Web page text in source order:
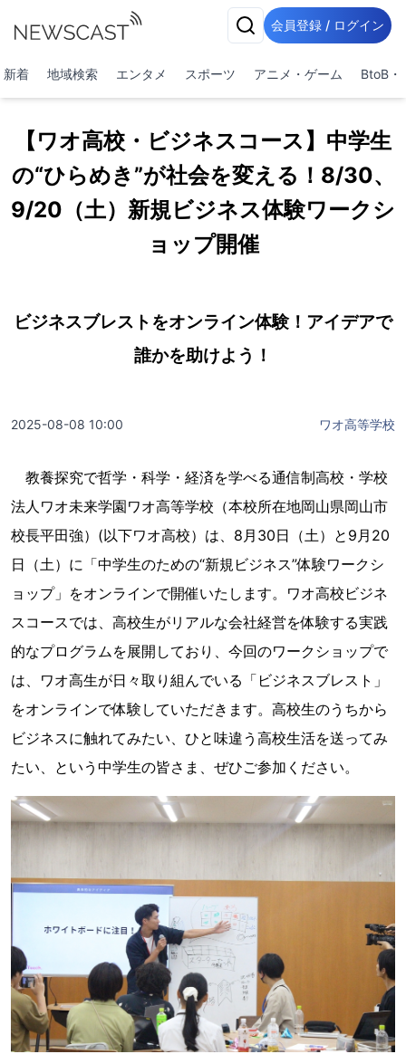
会員登録 / ログイン
新着 地域検索 エンタメ スポーツ アニメ・ゲーム BtoB・
【ワオ高校・ビジネスコース】中学生
の“ひらめき”が社会を変える！8/30、
9/20（土）新規ビジネス体験ワークシ
ョップ開催
ビジネスブレストをオンライン体験！アイデアで
誰かを助けよう！
2025-08-08 10:00 ワオ高等学校
教養探究で哲学・科学・経済を学べる通信制高校・学校
法人ワオ未来学園ワオ高等学校（本校所在地岡山県岡山市
校長平田強）(以下ワオ高校）は、8月30日（土）と9月20
日（土）に「中学生のための“新規ビジネス”体験ワークシ
ョップ」をオンラインで開催いたします。ワオ高校ビジネ
スコースでは、高校生がリアルな会社経営を体験する実践
的なプログラムを展開しており、今回のワークショップで
は、ワオ高生が日々取り組んでいる「ビジネスブレスト」
をオンラインで体験していただきます。高校生のうちから
ビジネスに触れてみたい、ひと味違う高校生活を送ってみ
たい、という中学生の皆さま、ぜひご参加ください。